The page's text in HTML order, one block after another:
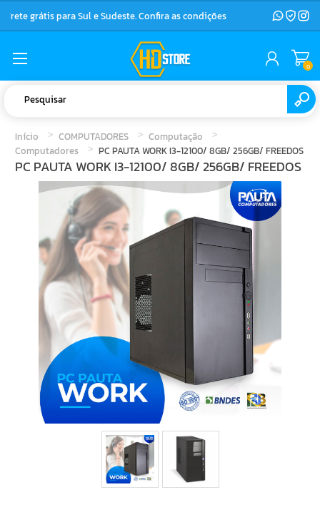
Frete grátis para Sul e Sudeste. Confira as condições
0
Início COMPUTADORES
Computação
Computadores
PC PAUTA WORK I3-12100/ 8GB/ 256GB/ FREEDOS
PC PAUTA WORK I3-12100/ 8GB/ 256GB/ FREEDOS